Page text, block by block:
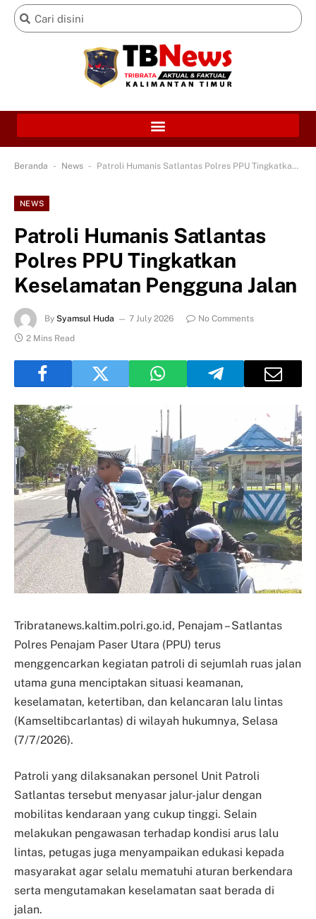
Beranda - News - Patroli Humanis Satlantas Polres PPU Tingkatkan Keselamatan Pengguna Jalan
NEWS
Patroli Humanis Satlantas
Polres PPU Tingkatkan
Keselamatan Pengguna Jalan
By Syamsul Huda 7 July 2026
No Comments
2 Mins Read
Tribratanews.kaltim.polri.go.id, Penajam – Satlantas
Polres Penajam Paser Utara (PPU) terus
menggencarkan kegiatan patroli di sejumlah ruas jalan
utama guna menciptakan situasi keamanan,
keselamatan, ketertiban, dan kelancaran lalu lintas
(Kamseltibcarlantas) di wilayah hukumnya, Selasa
(7/7/2026).
Patroli yang dilaksanakan personel Unit Patroli
Satlantas tersebut menyasar jalur-jalur dengan
mobilitas kendaraan yang cukup tinggi. Selain
melakukan pengawasan terhadap kondisi arus lalu
lintas, petugas juga menyampaikan edukasi kepada
masyarakat agar selalu mematuhi aturan berkendara
serta mengutamakan keselamatan saat berada di
jalan.